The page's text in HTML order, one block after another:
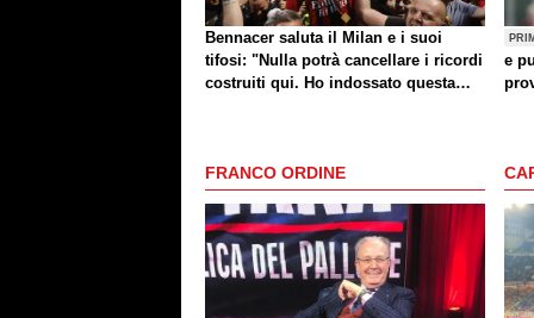
Bennacer saluta il Milan e i suoi
tifosi: "Nulla potrà cancellare i ricordi
costruiti qui. Ho indossato questa
e
FRANCO ORDINE